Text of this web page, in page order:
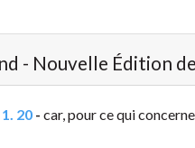
- Nouvelle Édition
20- car, pour ce qui